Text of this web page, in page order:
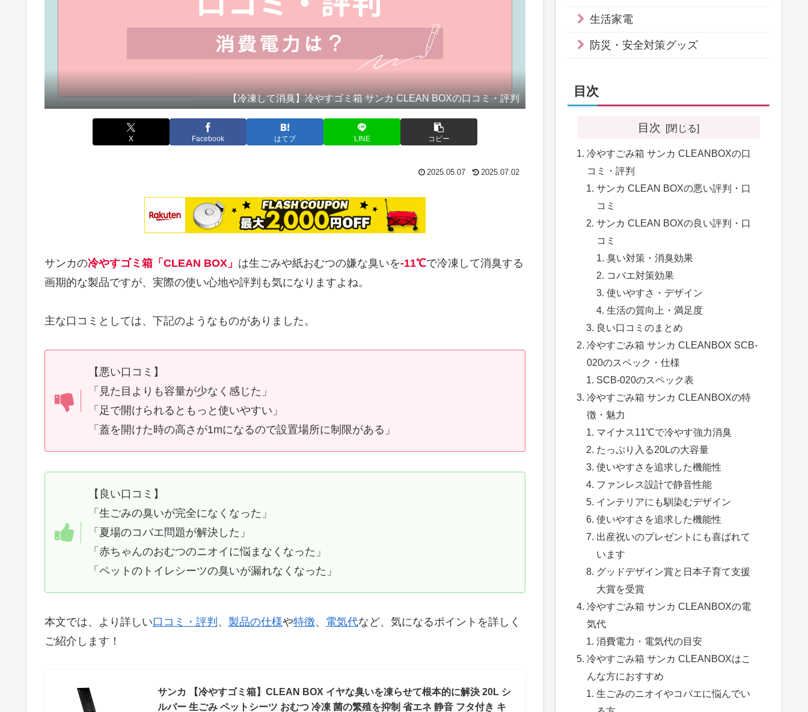
【冷凍して消臭】冷やすゴミ箱 サンカ CLEAN BOXの口コミ・評判
X Facebook はてブ LINE コピー
2025.05.07 2025.07.02
サンカの冷やすゴミ箱「CLEAN BOX」 は生ごみや紙おむつの嫌な臭いを-11℃で冷凍して消臭する
画期的な製品ですが、実際の使い心地や評判も気になりますよね。
主な口コミとしては、下記のようなものがありました。
【悪い口コミ】
「見た目よりも容量が少なく感じた」
「足で開けられるともっと使いやすい」
「蓋を開けた時の高さが1mになるので設置場所に制限がある」
【良い口コミ】
「生ごみの臭いが完全になくなった」
「夏場のコバエ問題が解決した」
「赤ちゃんのおむつのニオイに悩まなくなった」
「ペットのトイレシーツの臭いが漏れなくなった」
本文では、より詳しい口コミ・評判 、 製品の仕様や特徴、 電気代など、気になるポイントを詳しく
ご紹介します！
サンカ 【冷やすゴミ箱】CLEAN BOX イヤな臭いを凍らせて根本的に解決 20L シ
ルバー 生ごみ ペットシーツ おむつ 冷凍 菌の繁殖を抑制 省エネ 静音 フタ付き キ
生活家電
防災・安全対策グッズ
目次
目次
冷やすごみ箱 サンカ CLEANBOXの口
コミ・評判
サンカ CLEAN BOXの悪い評判・口
コミ
サンカ CLEAN BOXの良い評判・口
コミ
臭い対策・消臭効果
コバエ対策効果
使いやすさ・デザイン
生活の質向上・満足度
良い口コミのまとめ
冷やすごみ箱 サンカ CLEANBOX SCB-
020のスペック・仕様
SCB-020のスペック表
冷やすごみ箱 サンカ CLEANBOXの特
徴・魅力
マイナス11℃で冷やす強力消臭
たっぷり入る20Lの大容量
使いやすさを追求した機能性
ファンレス設計で静音性能
インテリアにも馴染むデザイン
使いやすさを追求した機能性
出産祝いのプレゼントにも喜ばれて
います
グッドデザイン賞と日本子育て支援
大賞を受賞
冷やすごみ箱 サンカ CLEANBOXの電
気代
消費電力・電気代の目安
冷やすごみ箱 サンカ CLEANBOXはこ
んな方におすすめ
生ごみのニオイやコバエに悩んでい